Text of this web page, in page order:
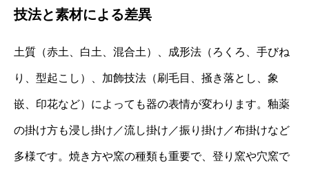
技法と素材による差異
土質（赤土、白土、混合土）、成形法（ろくろ、手びね
り、型起こし）、加飾技法（刷毛目、掻き落とし、象
嵌、印花など）によっても器の表情が変わります。釉薬
の掛け方も浸し掛け／流し掛け／振り掛け／布掛けなど
多様です。焼き方や窯の種類も重要で、登り窯や穴窯で